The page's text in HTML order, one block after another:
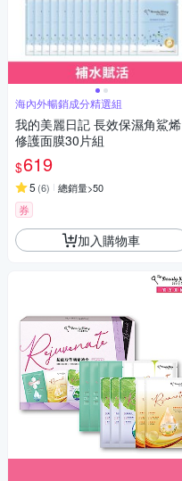
海內外暢銷成分精選組
我的美麗日記 長效保濕角鯊烯
修護面膜30片組
$619
5 (6) 總銷量>50
券
加入購物車